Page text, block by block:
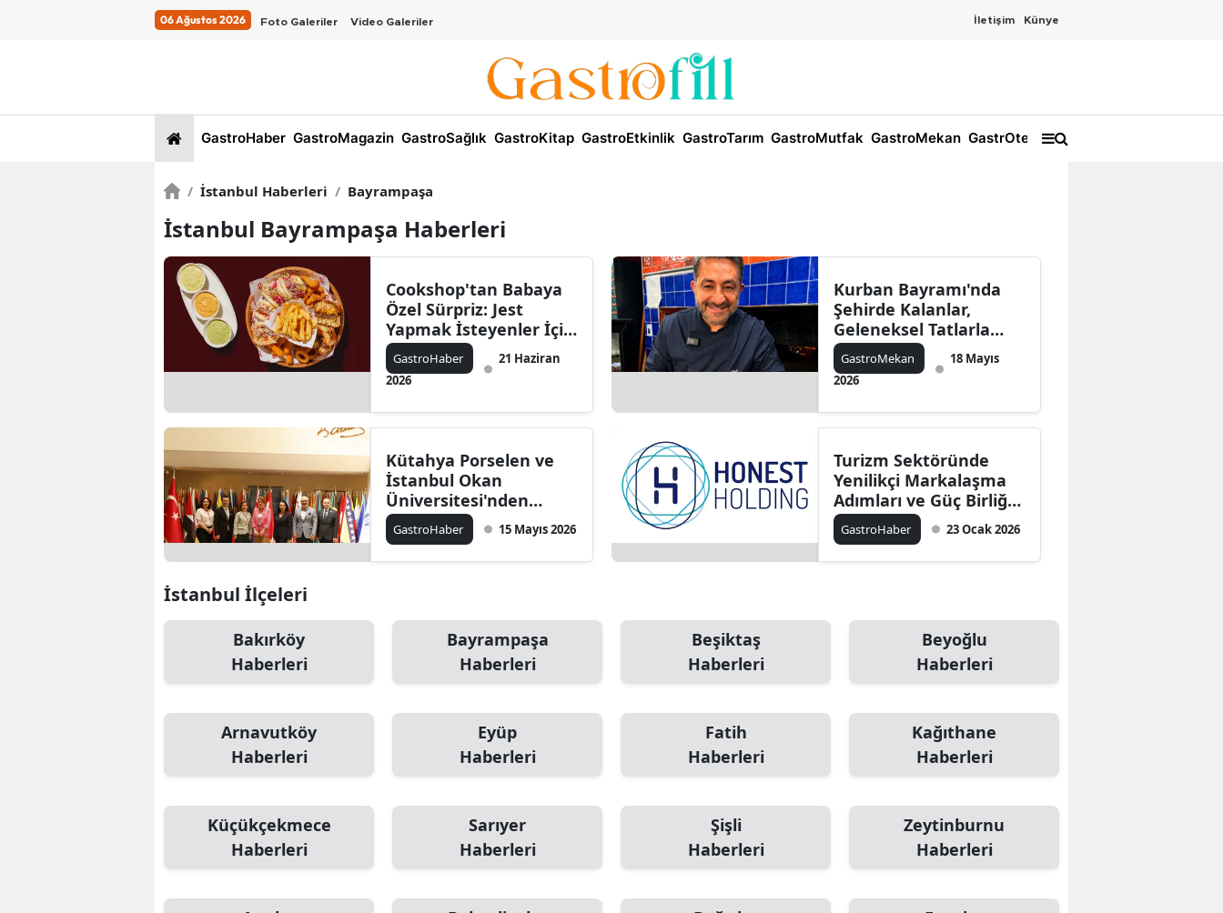
06 Ağustos 2026 Foto Galeriler Video Galeriler İletişim Künye
GastroHaber GastroMagazin GastroSağlık GastroKitap GastroEtkinlik GastroTarım GastroMutfak GastroMekan GastrOtel
/ İstanbul Haberleri / Bayrampaşa
İstanbul Bayrampaşa Haberleri
Cookshop'tan Babaya
Özel Sürpriz: Jest
Yapmak İsteyenler İçin
Yeni Kampanya!
GastroHaber
21 Haziran
2026
Kurban Bayramı'nda
Şehirde Kalanlar,
Geleneksel Tatlarla
Bayramı Kutluyor!
GastroMekan
18 Mayıs
2026
Kütahya Porselen ve
İstanbul Okan
Üniversitesi'nden
Gastronomi Alanına
Yenilikçi İş Birliği
GastroHaber 15 Mayıs 2026
Turizm Sektöründe
Yenilikçi Markalaşma
Adımları ve Güç Birliği
Stratejileri
GastroHaber 23 Ocak 2026
İstanbul İlçeleri
Bakırköy
Haberleri
Bayrampaşa
Haberleri
Beşiktaş
Haberleri
Beyoğlu
Haberleri
Arnavutköy
Haberleri
Eyüp
Haberleri
Fatih
Haberleri
Kağıthane
Haberleri
Küçükçekmece
Haberleri
Sarıyer
Haberleri
Şişli
Haberleri
Zeytinburnu
Haberleri